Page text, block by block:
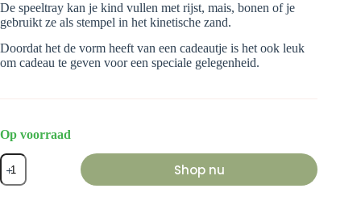
De speeltray kan je kind vullen met rijst, mais, bonen of je
gebruikt ze als stempel in het kinetische zand.
Doordat het de vorm heeft van een cadeautje is het ook leuk
om cadeau te geven voor een speciale gelegenheid.
Op voorraad
Cadeautje
speeltray
aantal
Shop nu